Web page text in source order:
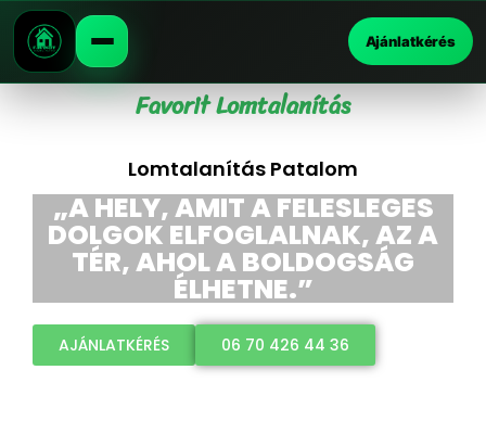
Ajánlatkérés
Favorit Lomtalanítás
Lomtalanítás Patalom
„A HELY, AMIT A FELESLEGES
DOLGOK ELFOGLALNAK, AZ A
TÉR, AHOL A BOLDOGSÁG
ÉLHETNE.”
AJÁNLATKÉRÉS 06 70 426 44 36